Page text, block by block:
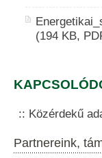
(194 KB,
Közérdekű
Partnereink,